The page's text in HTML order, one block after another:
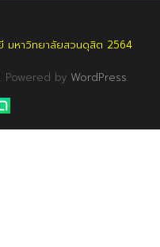
มหาวิทยาลัยสวนดุสิต 2564
. Powered by WordPress.